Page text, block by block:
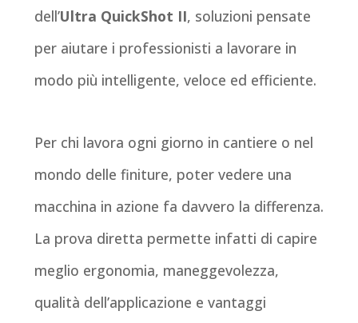
dell’Ultra QuickShot II, soluzioni pensate
per aiutare i professionisti a lavorare in
modo più intelligente, veloce ed efficiente.
Per chi lavora ogni giorno in cantiere o nel
mondo delle finiture, poter vedere una
macchina in azione fa davvero la differenza.
La prova diretta permette infatti di capire
meglio ergonomia, maneggevolezza,
qualità dell’applicazione e vantaggi